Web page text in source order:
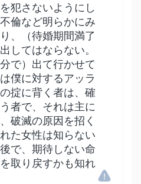
犯さないようにし
倫など明らかにみ
、（待婚期間満了
してはならない。
で）出て行かせて
僕に対するアッラ
掟に背く者は、確
者で、それは主に
破滅の原因を招く
た女性は知らない
で、期待しない命
取り戻すかも知れ